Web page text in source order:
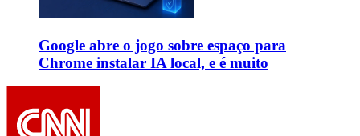
Google abre o jogo sobre espaço para
Chrome instalar IA local, e é muito